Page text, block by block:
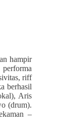
hampir
riff
berhasil
Aris
(drum).
–